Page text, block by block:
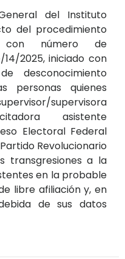
del Instituto
del procedimiento
con número de
2025, iniciado con
desconocimiento
personas quienes
supervisora
asistente
Electoral Federal
Revolucionario
transgresiones a la
en la probable
libre afiliación y, en
de sus datos